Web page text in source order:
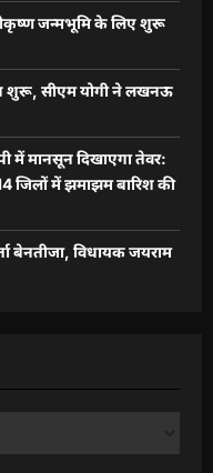
जन्मभूमि के लिए शुरू
शुरू, सीएम योगी ने लखनऊ
में मानसून दिखाएगा तेवर:
जिलों में झमाझम बारिश की
बेनतीजा, विधायक जयराम